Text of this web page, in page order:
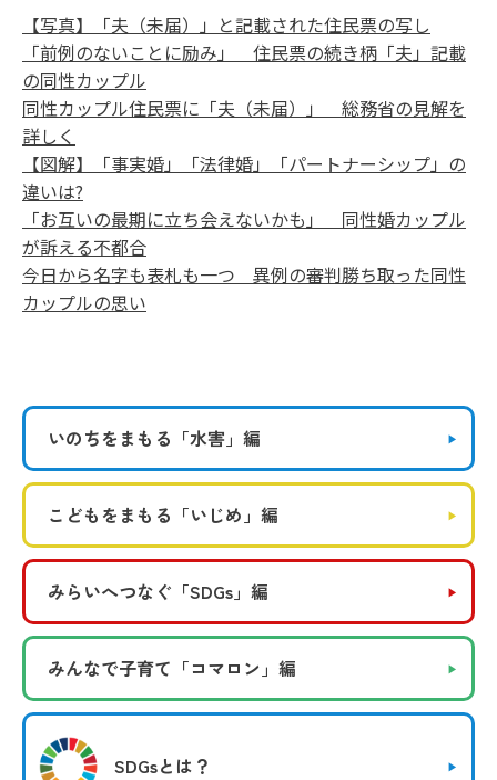
【写真】「夫（未届）」と記載された住民票の写し
「前例のないことに励み」 住民票の続き柄「夫」記載
の同性カップル
同性カップル住民票に「夫（未届）」 総務省の見解を
詳しく
【図解】「事実婚」「法律婚」「パートナーシップ」の
違いは?
「お互いの最期に立ち会えないかも」 同性婚カップル
が訴える不都合
今日から名字も表札も一つ 異例の審判勝ち取った同性
カップルの思い
いのちをまもる 「水害」編
こどもをまもる 「いじめ」編
みらいへつなぐ 「SDGs」編
みんなで子育て 「コマロン」編
SDGsとは？